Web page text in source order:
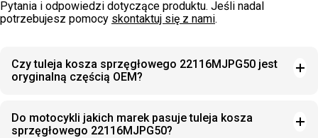
Pytania i odpowiedzi dotyczące produktu. Jeśli nadal
potrzebujesz pomocy skontaktuj się z nami.
Czy tuleja kosza sprzęgłowego 22116MJPG50 jest
oryginalną częścią OEM?
Do motocykli jakich marek pasuje tuleja kosza
sprzęgłowego 22116MJPG50?